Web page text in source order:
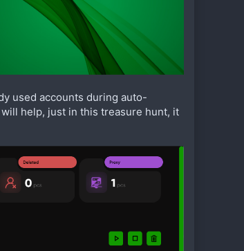
used accounts during auto-
help, just in this treasure hunt, it